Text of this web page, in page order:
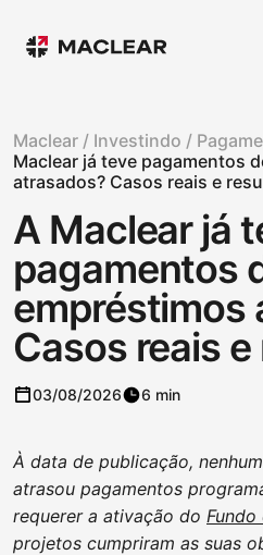
Maclear / Investindo /
Maclear já teve pagamentos
atrasados? Casos reais e
A Maclear já
pagamentos
empréstimos
Casos reais
03/08/2026 6 min
À data de publicação,
atrasou pagamentos
requerer a ativação do Fundo
projetos cumpriram as suas